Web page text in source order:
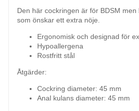
Den här cockringen är för BDSM
som önskar ett extra nöje.
Ergonomisk och designad för
Hypoallergena
Rostfritt stål
Åtgärder:
Cockring diameter: 45 mm
Anal kulans diameter: 45 mm